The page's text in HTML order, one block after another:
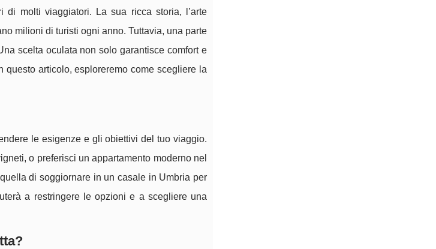
di molti viaggiatori. La sua ricca storia, l’arte
milioni di turisti ogni anno. Tuttavia, una parte
scelta oculata non solo garantisce comfort e
articolo, esploreremo come scegliere la
le esigenze e gli obiettivi del tuo viaggio.
o preferisci un appartamento moderno nel
di soggiornare in un casale in Umbria per
a restringere le opzioni e a scegliere una